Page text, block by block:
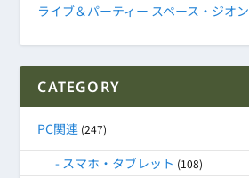
ライブ＆パーティー スペース・ジオン
CATEGORY
PC関連 (247)
スマホ・タブレット (108)